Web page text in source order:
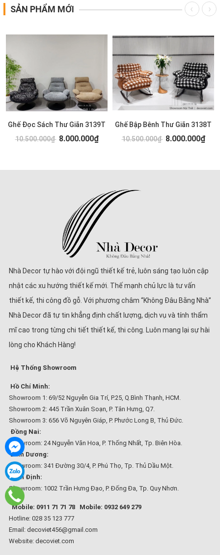
SẢN PHẨM MỚI
Ghế Đọc Sách Thư Giãn 3139T
10.500.000₫ 8.000.000₫
Ghế Bập Bênh Thư Giãn 3138T
10.500.000₫ 8.000.000₫
Nhà Decor tự hào với đội ngũ thiết kế trẻ, luôn sáng tạo luôn cập
nhật các xu hướng thiết kế mới. Thế mạnh chủ lực là tư vấn
thiết kế, thi công đồ gỗ. Với phương châm “Không Đâu Bằng Nhà”
Nhà Decor đã tự tin khẳng định chất lượng, dịch vụ và tính thẩm
mĩ cao trong từng chi tiết thiết kế, thi công. Luôn mang lại sự hài
lòng cho Khách Hàng!
Hệ Thống Showroom
Hồ Chí Minh:
Showroom 1: 69/52 Nguyễn Gia Trí, P.25, Q.Bình Thạnh, HCM.
Showroom 2: 445 Trần Xuân Soạn, P. Tân Hưng, Q7.
Showroom 3: 656 Võ Nguyên Giáp, P. Phước Long B, Thủ Đức.
Đồng Nai:
Showroom: 24 Nguyễn Văn Hoa, P. Thống Nhất, Tp. Biên Hòa.
Bình Dương:
Showroom: 341 Đường 30/4, P. Phú Thọ, Tp. Thủ Dầu Một.
Bình Định:
Showroom: 1002 Trần Hưng Đạo, P. Đống Đa, Tp. Quy Nhơn.
Mobile: 0911 71 71 78
Mobile: 0932 649 279
Hotline: 028 35 123 777
Email: decoviet456@gmail.com
Website: decoviet.com